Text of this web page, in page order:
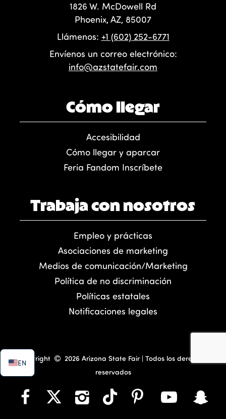
1826 W. McDowell Rd
Phoenix, AZ, 85007
Llámenos: +1 (602) 252-6771
Envíenos un correo electrónico:
info@azstatefair.com
Cómo llegar
Accesibilidad
Cómo llegar y aparcar
Feria Fandom Inscríbete
Trabaja con nosotros
Empleo y prácticas
Asociaciones de marketing
Medios de comunicación/Marketing
Política de no discriminación
Políticas estatales
Notificaciones legales
EN
Copyright
2026 Arizona State Fair | Todos los derechos
reservados